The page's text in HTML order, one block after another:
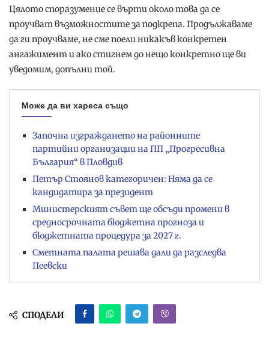
Цялото споразумение се върти около това да се
проучват възможностите за подкрепа. Продължаваме
да ги проучваме, не сме поели никакъв конкретен
ангажимент и ако стигнем до нещо конкретно ще ви
уведомим, допълни той.
Може да ви хареса също
Започна изграждането на районните
партийни организации на ПП „Прогресивна
България“ в Пловдив
Петър Стоянов категоричен: Няма да се
кандидатира за президент
Министерският съвет ще обсъди промени в
средносрочната бюджетна прогноза и
бюджетната процедура за 2027 г.
Сметната палата решава дали да разследва
Пеевски
СПОДЕЛИ